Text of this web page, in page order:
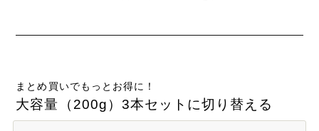
まとめ買いでもっとお得に！
大容量（200g）3本セットに切り替える